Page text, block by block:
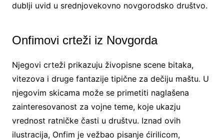
dublji uvid u srednjovekovno novgorodsko društvo.
Onfimovi crteži iz Novgorda
Njegovi crteži prikazuju živopisne scene bitaka,
vitezova i druge fantazije tipične za dečiju maštu. U
njegovim skicama može se primetiti naglašena
zainteresovanost za vojne teme, koje ukazju
vrednost ratničke časti u društvu. Iznad ovih
ilustracija, Onfim je vežbao pisanje ćirilicom,